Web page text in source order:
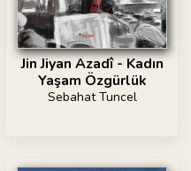
Jin Jiyan Azadî - Kadın
Yaşam Özgürlük
Sebahat Tuncel